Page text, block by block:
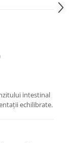
intestinal
echilibrate.